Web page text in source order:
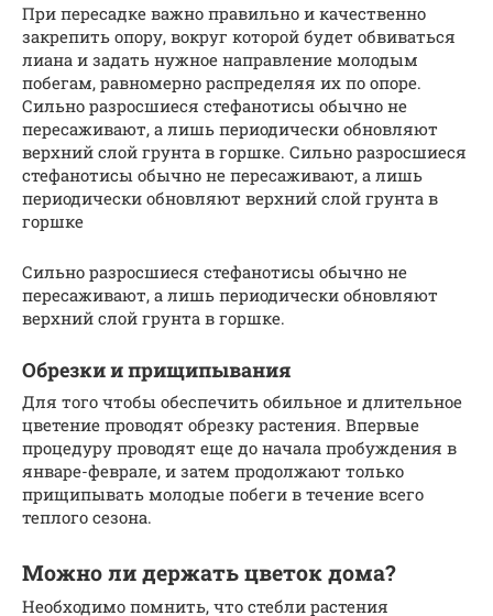
При пересадке важно правильно и качественно
закрепить опору, вокруг которой будет обвиваться
лиана и задать нужное направление молодым
побегам, равномерно распределяя их по опоре.
Сильно разросшиеся стефанотисы обычно не
пересаживают, а лишь периодически обновляют
верхний слой грунта в горшке. Сильно разросшиеся
стефанотисы обычно не пересаживают, а лишь
периодически обновляют верхний слой грунта в
горшке
Сильно разросшиеся стефанотисы обычно не
пересаживают, а лишь периодически обновляют
верхний слой грунта в горшке.
Обрезки и прищипывания
Для того чтобы обеспечить обильное и длительное
цветение проводят обрезку растения. Впервые
процедуру проводят еще до начала пробуждения в
январе-феврале, и затем продолжают только
прищипывать молодые побеги в течение всего
теплого сезона.
Можно ли держать цветок дома?
Необходимо помнить, что стебли растения